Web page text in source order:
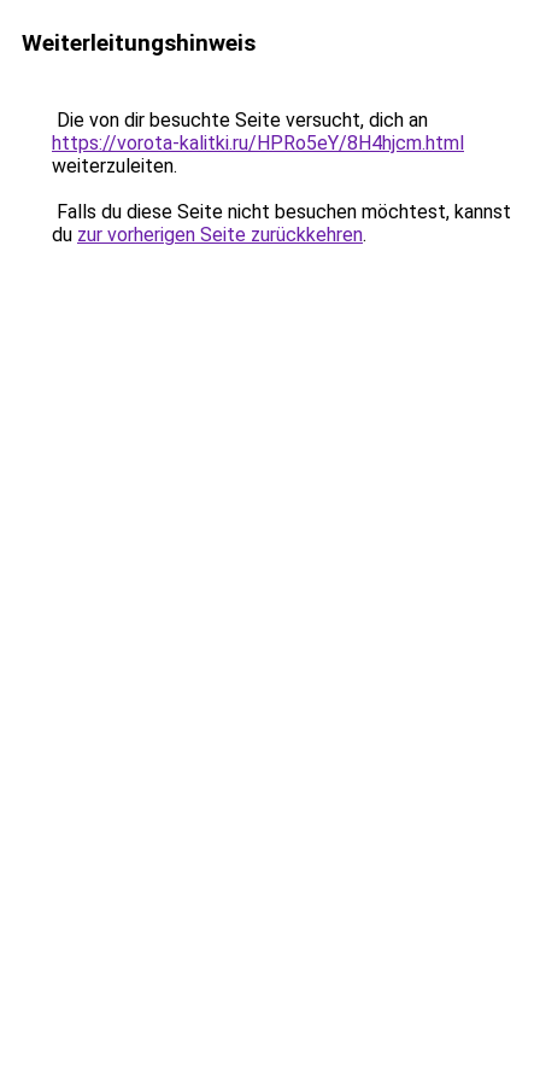
Weiterleitungshinweis
Die von dir besuchte Seite versucht, dich an
https://vorota-kalitki.ru/HPRo5eY/8H4hjcm.html
weiterzuleiten.
Falls du diese Seite nicht besuchen möchtest, kannst
du zur vorherigen Seite zurückkehren.